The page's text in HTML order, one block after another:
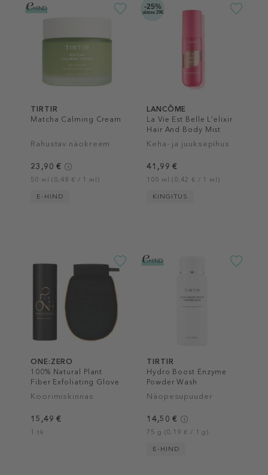
TIRTIR
Matcha Calming Cream
Rahustav näokreem
23,90 €
50 ml (0,48 € / 1 ml)
E-HIND
-25%
alates 29€
LANCÔME
La Vie Est Belle L'elixir
Hair And Body Mist
Keha- ja juuksepihus
41,99 €
100 ml (0,42 € / 1 ml)
KINGITUS
ONE:ZERO
100% Natural Plant
Fiber Exfoliating Glove
Koorimiskinnas
15,49 €
1 tk
TIRTIR
Hydro Boost Enzyme
Powder Wash
Näopesupuuder
14,50 €
75 g (0,19 € / 1 g)
E-HIND